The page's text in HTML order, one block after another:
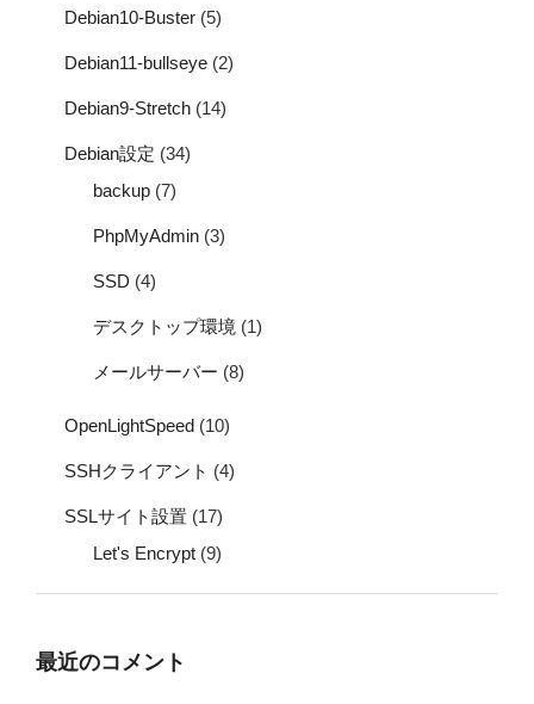
Debian10-Buster (5)
Debian11-bullseye (2)
Debian9-Stretch (14)
Debian設定 (34)
backup (7)
PhpMyAdmin (3)
SSD (4)
デスクトップ環境 (1)
メールサーバー (8)
OpenLightSpeed (10)
SSHクライアント (4)
SSLサイト設置 (17)
Let's Encrypt (9)
最近のコメント